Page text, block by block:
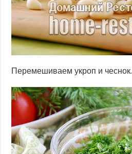
Перемешиваем укроп и чеснок.